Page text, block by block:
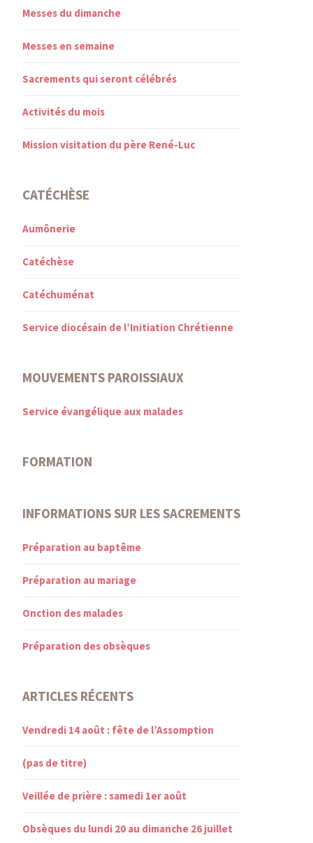
Messes du dimanche
Messes en semaine
Sacrements qui seront célébrés
Activités du mois
Mission visitation du père René-Luc
CATÉCHÈSE
Aumônerie
Catéchèse
Catéchuménat
Service diocésain de l’Initiation Chrétienne
MOUVEMENTS PAROISSIAUX
Service évangélique aux malades
FORMATION
INFORMATIONS SUR LES SACREMENTS
Préparation au baptême
Préparation au mariage
Onction des malades
Préparation des obsèques
ARTICLES RÉCENTS
Vendredi 14 août : fête de l’Assomption
(pas de titre)
Veillée de prière : samedi 1er août
Obsèques du lundi 20 au dimanche 26 juillet